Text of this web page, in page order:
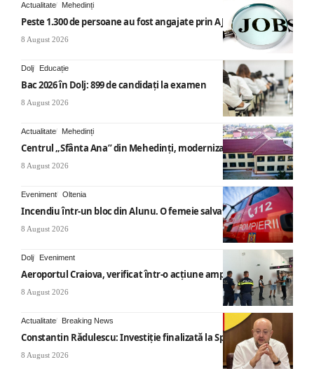
Actualitate Mehedinți
Peste 1.300 de persoane au fost angajate prin AJOFM Mehedinți
8 August 2026
Dolj Educație
Bac 2026 în Dolj: 899 de candidați la examen
8 August 2026
Actualitate Mehedinți
Centrul „Sfânta Ana” din Mehedinți, modernizat
8 August 2026
Eveniment Oltenia
Incendiu într-un bloc din Alunu. O femeie salvată
8 August 2026
Dolj Eveniment
Aeroportul Craiova, verificat într-o acțiune amplă
8 August 2026
Actualitate Breaking News
Constantin Rădulescu: Investiție finalizată la Spitalul Mihăești
8 August 2026